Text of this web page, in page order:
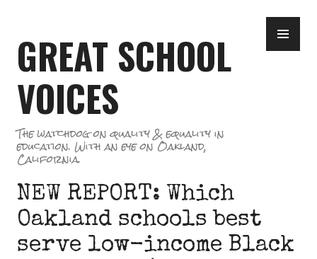
content
GREAT SCHOOL
VOICES
The watchdog on quality & equality in
education. With an eye on Oakland,
California.
NEW REPORT: Which
Oakland schools best
serve low-income Black